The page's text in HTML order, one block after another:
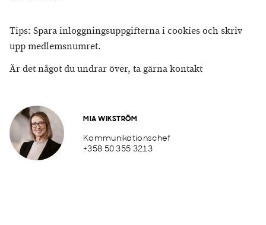
Tips: Spara inloggningsuppgifterna i cookies och skriv
upp medlemsnumret.
Är det något du undrar över, ta gärna kontakt
MIA WIKSTRÖM
Kommunikationschef
+358 50 355 3213